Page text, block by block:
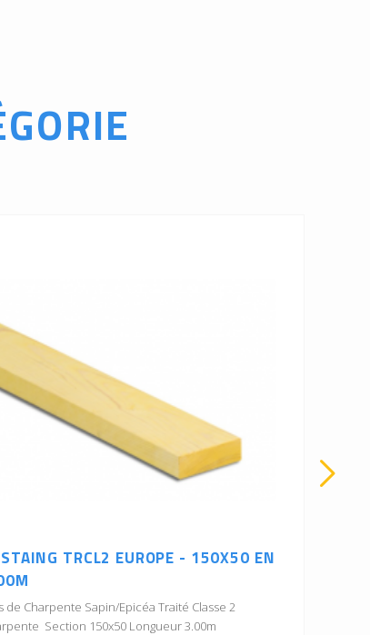
TRCL2 EUROPE - 150X50 EN
de Charpente Sapin/Epicéa Traité Classe 2
Section 150x50 Longueur 3.00m